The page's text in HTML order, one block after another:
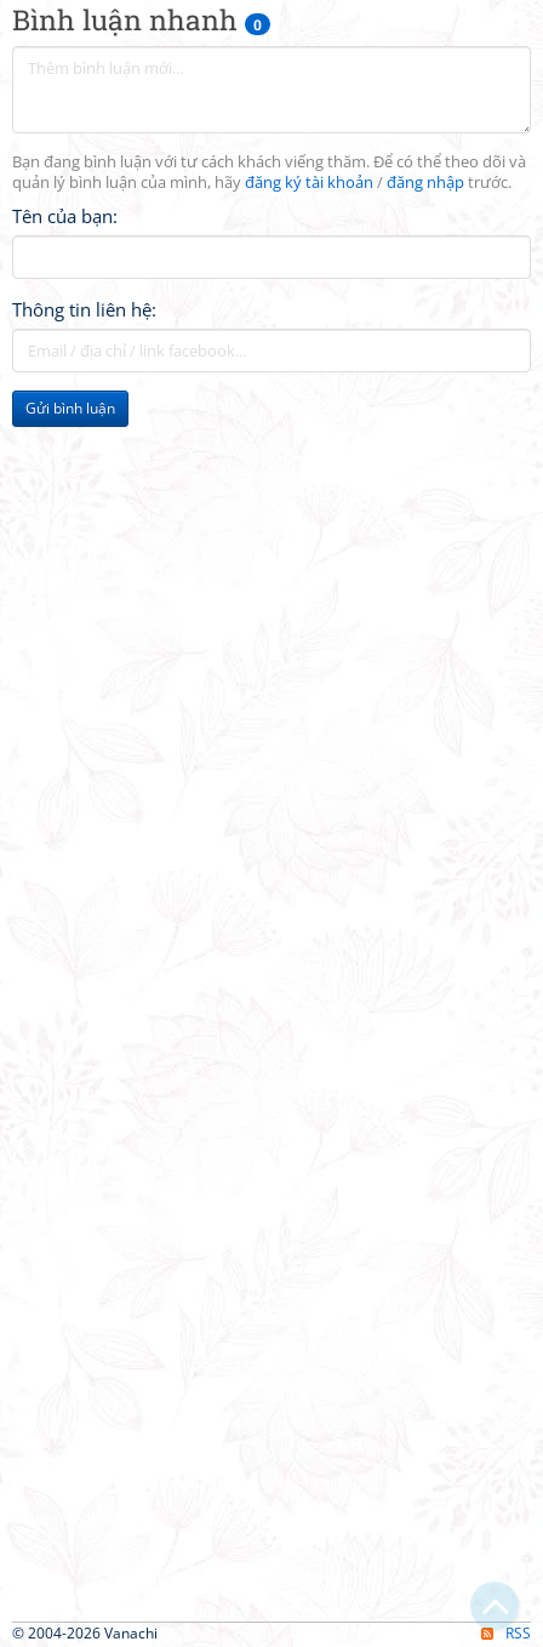
Bình luận nhanh 0
Bạn đang bình luận với tư cách khách viếng thăm. Để có thể theo dõi và
quản lý bình luận của mình, hãyđăng ký tài khoản /đăng nhậptrước.
Tên của bạn:
Thông tin liên hệ:
Gửi bình luận
© 2004-2026 Vanachi RSS